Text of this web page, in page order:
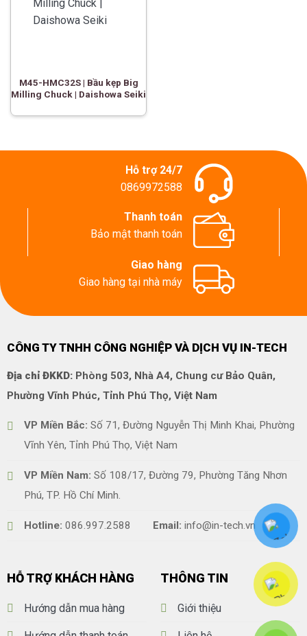
M45-HMC32S | Bầu kẹp Big
Milling Chuck | Daishowa Seiki
Hỗ trợ 24/7
0869972588
Thanh toán
Bảo mật thanh toán
Giao hàng
Giao hàng tại nhà máy
CÔNG TY TNHH CÔNG NGHIỆP VÀ DỊCH VỤ IN-TECH
Địa chỉ ĐKKD:Phòng 503, Nhà A4, Chung cư Bảo Quân,
Phường Vĩnh Phúc, Tỉnh Phú Thọ, Việt Nam
VP Miền Bắc: Số 71, Đường Nguyễn Thị Minh Khai, Phường
Vĩnh Yên, Tỉnh Phú Thọ, Việt Nam
VP Miền Nam: Số 108/17, Đường 79, Phường Tăng Nhơn
Phú, TP. Hồ Chí Minh.
Hotline: 086.997.2588 Email: info@in-tech.vn
HỖ TRỢ KHÁCH HÀNG
Hướng dẫn mua hàng
THÔNG TIN
Giới thiệu